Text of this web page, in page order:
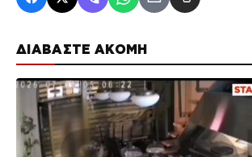
ΔΙΑΒΑΣΤΕ ΑΚΟΜΗ